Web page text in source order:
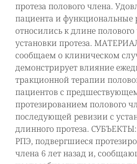
протеза полового члена.
пациента и функциональные
относились к длине
установки протеза.
сообщаем о клиническом
демонстрирует влияние
тракционной терапии
пациентов с
протезированием полового
последующей ревизии с
длинного протеза.
РПЭ, подвергшиеся
члена 6 лет назад и,